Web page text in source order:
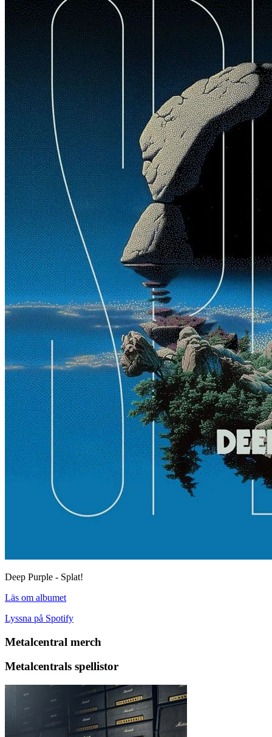
Deep Purple - Splat!
Läs om albumet
Lyssna på Spotify
Metalcentral merch
Metalcentrals spellistor